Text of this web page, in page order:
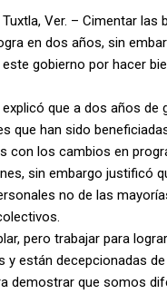
Ver. – Cimentar
en dos años, sin
gobierno por hacer
explicó que a dos años
que han sido
con los cambios en
sin embargo justificó
no de las
pero trabajar para
y están decepcionadas
demostrar que somos